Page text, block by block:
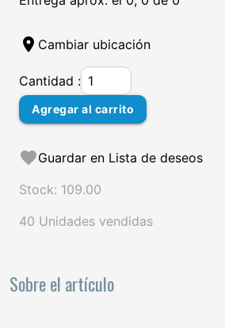
location_on Cambiar ubicación
Cantidad :
Agregar al carrito
favoriteGuardar en Lista de deseos
Stock: 109.00
40 Unidades vendidas
Sobre el artículo